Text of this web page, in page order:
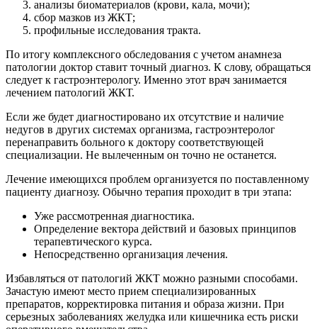
анализы биоматериалов (крови, кала, мочи);
сбор мазков из ЖКТ;
профильные исследования тракта.
По итогу комплексного обследования с учетом анамнеза
патологии доктор ставит точный диагноз. К слову, обращаться
следует к гастроэнтерологу. Именно этот врач занимается
лечением патологий ЖКТ.
Если же будет диагностировано их отсутствие и наличие
недугов в других системах организма, гастроэнтеролог
перенаправить больного к доктору соответствующей
специализации. Не вылеченным он точно не останется.
Лечение имеющихся проблем организуется по поставленному
пациенту диагнозу. Обычно терапия проходит в три этапа:
Уже рассмотренная диагностика.
Определение вектора действий и базовых принципов
терапевтического курса.
Непосредственно организация лечения.
Избавляться от патологий ЖКТ можно разными способами.
Зачастую имеют место прием специализированных
препаратов, корректировка питания и образа жизни. При
серьезных заболеваниях желудка или кишечника есть риски